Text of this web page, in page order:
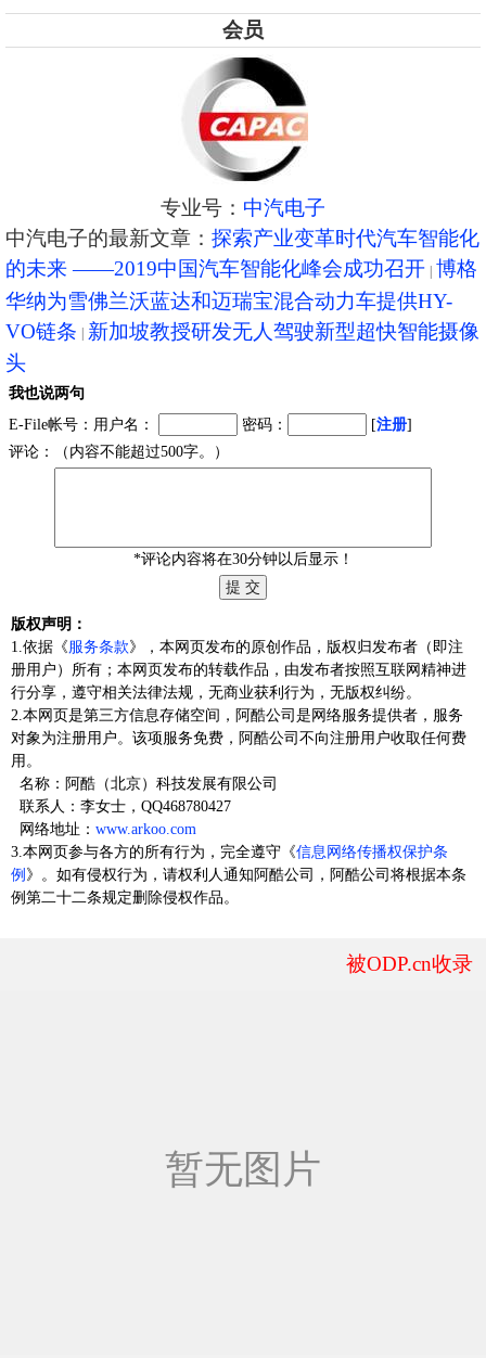
会员
专业号： 中汽电子
中汽电子的最新文章： 探索产业变革时代汽车智能化
的未来 ——2019中国汽车智能化峰会成功召开 博格
华纳为雪佛兰沃蓝达和迈瑞宝混合动力车提供HY-
VO链条 新加坡教授研发无人驾驶新型超快智能摄像
头
我也说两句
E-File帐号：用户名：
密码： [注册]
评论：（内容不能超过500字。）
*评论内容将在30分钟以后显示！
版权声明：
1.依据《服务条款》，本网页发布的原创作品，版权归发布者（即注
册用户）所有；本网页发布的转载作品，由发布者按照互联网精神进
行分享，遵守相关法律法规，无商业获利行为，无版权纠纷。
2.本网页是第三方信息存储空间，阿酷公司是网络服务提供者，服务
对象为注册用户。该项服务免费，阿酷公司不向注册用户收取任何费
用。
名称：阿酷（北京）科技发展有限公司
联系人：李女士，QQ468780427
网络地址： www.arkoo.com
3.本网页参与各方的所有行为，完全遵守《信息网络传播权保护条
例 》。如有侵权行为，请权利人通知阿酷公司，阿酷公司将根据本条
例第二十二条规定删除侵权作品。
被ODP.cn收录